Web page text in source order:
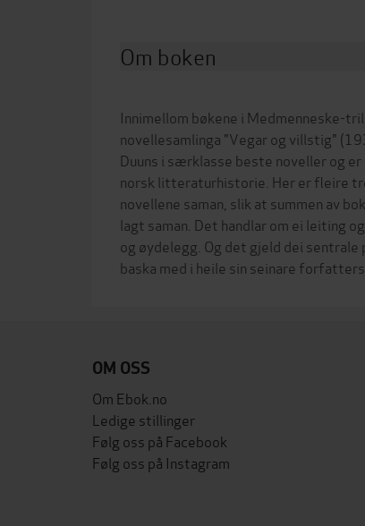
Om boken
Innimellom bøkene i Medmenneske-
novellesamlinga "Vegar og villstig"
Duuns i særklasse beste noveller og
norsk litteraturhistorie. Her er fleire
novellene saman, slik at summen av
lagt saman. Det handlar om ei leiting
og øydelegg. Og det gjeld dei
OM OSS
Om Ebok.no
Ledige stillinger
Følg oss på Facebook
Følg oss på Instagram